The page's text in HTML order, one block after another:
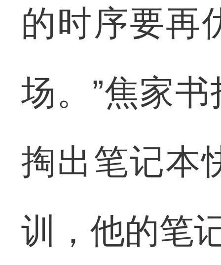
的时序要再
场。”焦家
掏出笔记本
训，他的笔